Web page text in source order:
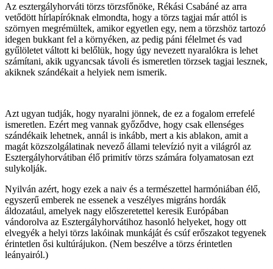
Az esztergályhorváti törzs törzsfőnöke, Rékási Csabáné az arra
vetődött hírlapíróknak elmondta, hogy a törzs tagjai már attól is
szörnyen megrémültek, amikor egyetlen egy, nem a törzshöz tartozó
idegen bukkant fel a környéken, az pedig páni félelmet és vad
gyűlöletet váltott ki belőlük, hogy úgy nevezett nyaralókra is lehet
számítani, akik ugyancsak távoli és ismeretlen törzsek tagjai lesznek,
akiknek szándékait a helyiek nem ismerik.
Azt ugyan tudják, hogy nyaralni jönnek, de ez a fogalom errefelé
ismeretlen. Ezért meg vannak győződve, hogy csak ellenséges
szándékaik lehetnek, annál is inkább, mert a kis ablakon, amit a
magát közszolgálatinak nevező állami televízió nyit a világról az
Esztergályhorvátiban élő primitív törzs számára folyamatosan ezt
sulykolják.
Nyilván azért, hogy ezek a naiv és a természettel harmóniában élő,
egyszerű emberek ne essenek a veszélyes migráns hordák
áldozatául, amelyek nagy előszeretettel keresik Európában
vándorolva az Esztergályhorvátihoz hasonló helyeket, hogy ott
elvegyék a helyi törzs lakóinak munkáját és csúf erőszakot tegyenek
érintetlen ősi kultúrájukon. (Nem beszélve a törzs érintetlen
leányairól.)